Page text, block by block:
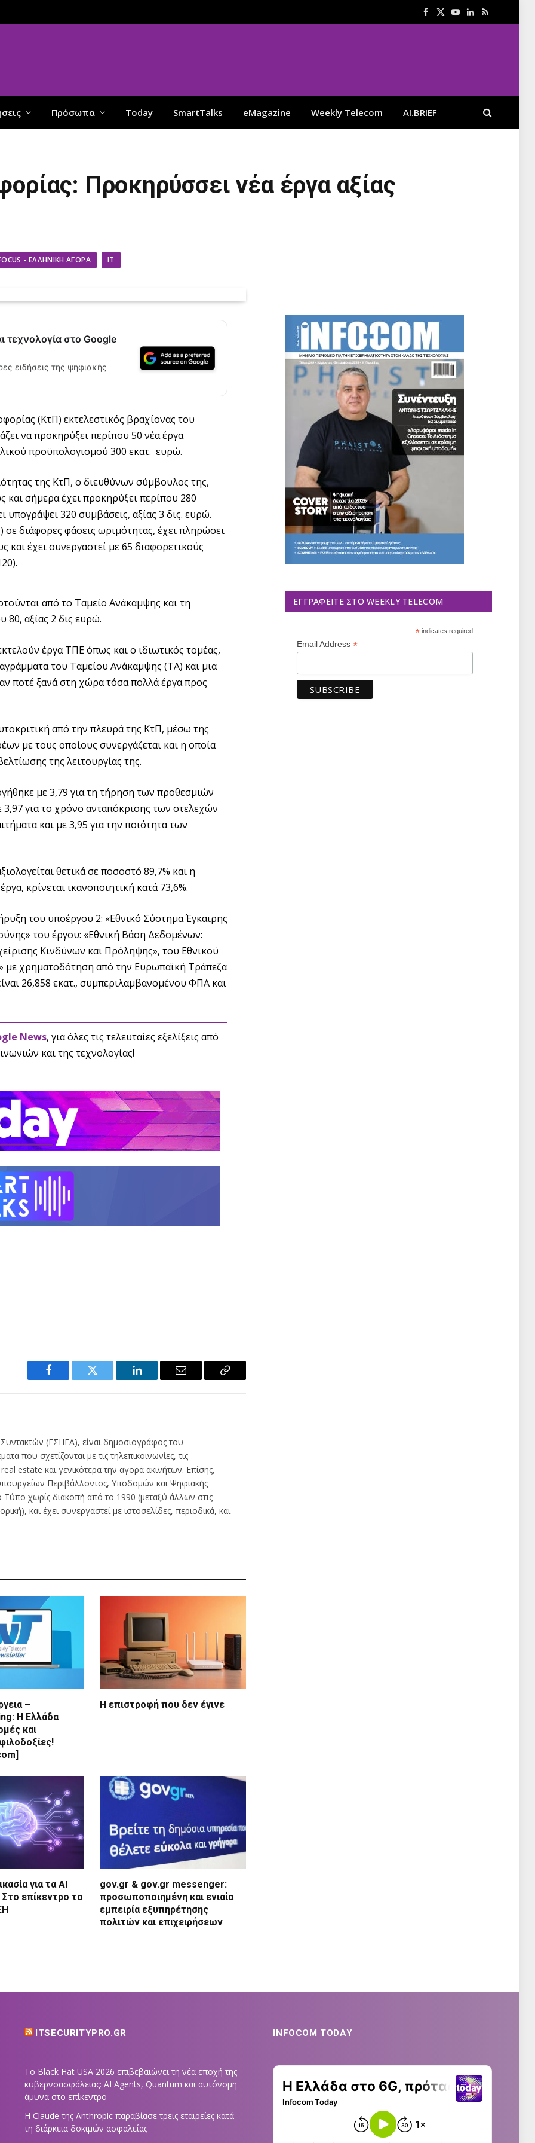
Facebook
X
YouTube
LinkedIn
RSS
Πρόσωπα Today SmartTalks eMagazine Weekly Telecom AI.BRIEF
Προκηρύσσει νέα έργα αξίας
- ΕΛΛΗΝΙΚΉ ΑΓΟΡΆ IT
τεχνολογία στο Google
ειδήσεις της ψηφιακής
(ΚτΠ) εκτελεστικός βραχίονας του
να προκηρύξει περίπου 50 νέα έργα
προϋπολογισμού 300 εκατ. ευρώ.
της ΚτΠ, ο διευθύνων σύμβουλος της,
σήμερα έχει προκηρύξει περίπου 280
υπογράψει 320 συμβάσεις, αξίας 3 δις. ευρώ.
σε διάφορες φάσεις ωριμότητας, έχει πληρώσει
και έχει συνεργαστεί με 65 διαφορετικούς
από το Ταμείο Ανάκαμψης και τη
80, αξίας 2 δις ευρώ.
έργα ΤΠΕ όπως και ο ιδιωτικός τομέας,
του Ταμείου Ανάκαμψης (ΤΑ) και μια
ποτέ ξανά στη χώρα τόσα πολλά έργα προς
από την πλευρά της ΚτΠ, μέσω της
με τους οποίους συνεργάζεται και η οποία
της λειτουργίας της.
με 3,79 για τη τήρηση των προθεσμιών
για το χρόνο ανταπόκρισης των στελεχών
και με 3,95 για την ποιότητα των
θετικά σε ποσοστό 89,7% και η
κρίνεται ικανοποιητική κατά 73,6%.
του υποέργου 2: «Εθνικό Σύστημα Έγκαιρης
του έργου: «Εθνική Βάση Δεδομένων:
Κινδύνων και Πρόληψης», του Εθνικού
με χρηματοδότηση από την Ευρωπαϊκή Τράπεζα
26,858 εκατ., συμπεριλαμβανομένου ΦΠΑ και
News, για όλες τις τελευταίες εξελίξεις από
και της τεχνολογίας!
Facebook Twitter LinkedIn Email
Copy
(ΕΣΗΕΑ), είναι δημοσιογράφος του
που σχετίζονται με τις τηλεπικοινωνίες, τις
real estate και γενικότερα την αγορά ακινήτων. Επίσης,
Περιβάλλοντος, Υποδομών και Ψηφιακής
Τύπο χωρίς διακοπή από το 1990 (μεταξύ άλλων στις
και έχει συνεργαστεί με ιστοσελίδες, περιοδικά, και
–
Η Ελλάδα
και
Η επιστροφή που δεν έγινε
για τα AI
επίκεντρο το
gov.gr & gov.gr messenger:
προσωποποιημένη και ενιαία
εμπειρία εξυπηρέτησης
πολιτών και επιχειρήσεων
ΕΓΓΡΑΦΕΊΤΕ ΣΤΟ WEEKLY TELECOM
*indicates required
Email Address *
ITSECURITYPRO.GR
Το Black Hat USA 2026 επιβεβαιώνει τη νέα εποχή της
κυβερνοασφάλειας: AI Agents, Quantum και αυτόνομη
άμυνα στο επίκεντρο
Η Claude της Anthropic παραβίασε τρεις εταιρείες κατά
τη διάρκεια δοκιμών ασφαλείας
INFOCOM TODAY